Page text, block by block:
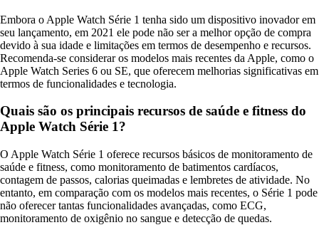
Embora o Apple Watch Série 1 tenha sido um dispositivo inovador em
seu lançamento, em 2021 ele pode não ser a melhor opção de compra
devido à sua idade e limitações em termos de desempenho e recursos.
Recomenda-se considerar os modelos mais recentes da Apple, como o
Apple Watch Series 6 ou SE, que oferecem melhorias significativas em
termos de funcionalidades e tecnologia.
Quais são os principais recursos de saúde e fitness do
Apple Watch Série 1?
O Apple Watch Série 1 oferece recursos básicos de monitoramento de
saúde e fitness, como monitoramento de batimentos cardíacos,
contagem de passos, calorias queimadas e lembretes de atividade. No
entanto, em comparação com os modelos mais recentes, o Série 1 pode
não oferecer tantas funcionalidades avançadas, como ECG,
monitoramento de oxigênio no sangue e detecção de quedas.